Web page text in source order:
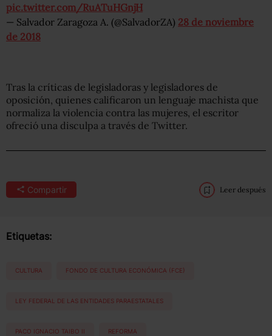
pic.twitter.com/RuATuHGnjH
— Salvador Zaragoza A. (@SalvadorZA) 28 de noviembre
de 2018
Tras la críticas de legisladoras y legisladores de
oposición, quienes calificaron un lenguaje machista que
normaliza la violencia contra las mujeres, el escritor
ofreció una disculpa a través de Twitter.
Compartir Leer después
Etiquetas:
CULTURA FONDO DE CULTURA ECONÓMICA (FCE)
LEY FEDERAL DE LAS ENTIDADES PARAESTATALES
PACO IGNACIO TAIBO II REFORMA